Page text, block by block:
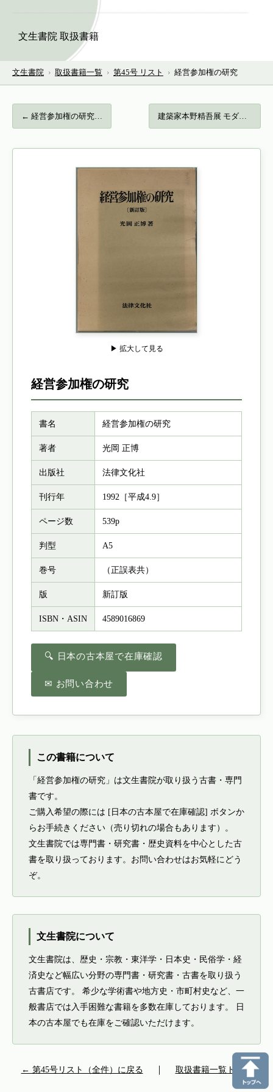
文生書院 取扱書籍
文生書院 › 取扱書籍一覧 › 第45号 リスト › 経営参加権の研究
← 経営参加権の研究… 建築家本野精吾展 モダンデザインの先駆者… →
▶ 拡大して見る
経営参加権の研究
書名 経営参加権の研究
著者 光岡 正博
出版社 法律文化社
刊行年 1992［平成4.9］
ページ数 539p
判型 A5
巻号 （正誤表共）
版 新訂版
ISBN・ASIN 4589016869
🔍 日本の古本屋で在庫確認
✉ お問い合わせ
この書籍について
「経営参加権の研究」は文生書院が取り扱う古書・専門
書です。
ご購入希望の際には [日本の古本屋で在庫確認] ボタンか
らお手続きください（売り切れの場合もあります）。
文生書院では専門書・研究書・歴史資料を中心とした古
書を取り扱っております。お問い合わせはお気軽にどう
ぞ。
文生書院について
文生書院は、歴史・宗教・東洋学・日本史・民俗学・経
済史など幅広い分野の専門書・研究書・古書を取り扱う
古書店です。 希少な学術書や地方史・市町村史など、一
般書店では入手困難な書籍を多数在庫しております。 日
本の古本屋でも在庫をご確認いただけます。
← 第45号リスト（全件）に戻る 取扱書籍一覧トップ